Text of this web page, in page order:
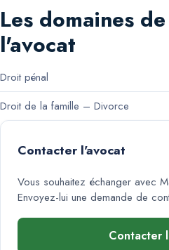
Les domaines
l'avocat
Droit pénal
Droit de la famille – Divorce
Contacter l'avocat
Vous souhaitez échanger avec
Envoyez-lui une demande de
Contacter